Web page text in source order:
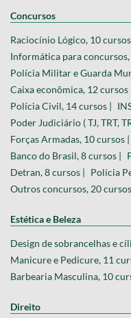
Concursos
Raciocínio Lógico, 10
Informática para concursos,
Polícia Militar e Guarda
Caixa econômica, 12 cursos
Polícia Civil, 14 cursos |
Poder Judiciário ( TJ, TRT,
Forças Armadas, 10 cursos |
Banco do Brasil, 8 cursos |
Detran, 8 cursos | Polícia
Outros concursos, 20
Estética e Beleza
Design de sobrancelhas e
Manicure e Pedicure, 11
Barbearia Masculina, 10
Direito